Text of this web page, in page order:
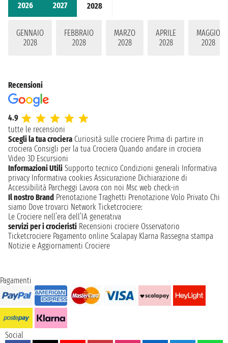
2026 2027 2028
GENNAIO
2028
FEBBRAIO
2028
MARZO
2028
APRILE
2028
MAGGIO
2028
Recensioni
4.9
tutte le recensioni
Scegli la tua crociera Curiosità sulle crociere Prima di partire in
crociera Consigli per la tua Crociera Quando andare in crociera
Video 3D Escursioni
Informazioni Utili Supporto tecnico Condizioni generali Informativa
privacy Informativa cookies Assicurazione Dichiarazione di
Accessibilità Parcheggi Lavora con noi Msc web check-in
Il nostro Brand Prenotazione Traghetti Prenotazione Volo Privato Chi
siamo Dove trovarci Network Ticketcrociere:
Le Crociere nell’era dell’IA generativa
servizi per i crocieristi Recensioni crociere Osservatorio
Ticketcrociere Pagamento online Scalapay Klarna Rassegna stampa
Notizie e Aggiornamenti Crociere
Pagamenti
Social